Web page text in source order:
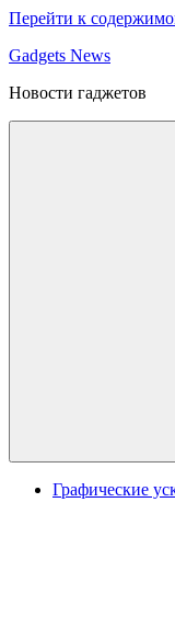
Перейти к
Gadgets News
Новости гаджетов
Графические